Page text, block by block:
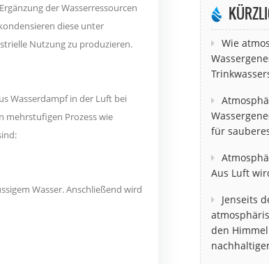
der Wasserressourcen
diese unter
Nutzung zu produzieren.
Wasserdampf in der Luft bei
mehrstufigen Prozess wie
Wasser. Anschließend wird
Wie
für
Aus Luft
Jenseits
den